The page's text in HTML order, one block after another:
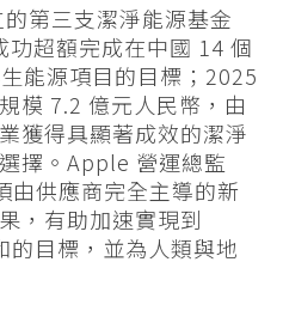
第三支潔淨能源基金
超額完成在中國 14 個
能源項目的目標；2025
模 7.2 億元人民幣，由
獲得具顯著成效的潔淨
擇。Apple 營運總監
由供應商完全主導的新
，有助加速實現到
目標，並為人類與地